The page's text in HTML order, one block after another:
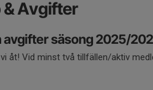
Avgifter
avgifter säsong 2025/
åt! Vid minst två tillfällen/aktiv